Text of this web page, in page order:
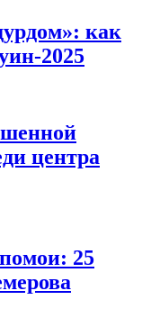
как
2025
центра
25